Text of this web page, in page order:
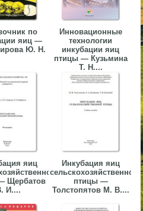
по
яиц —
Ю. Н.
Инновационные
технологии
инкубации яиц
птицы — Кузьмина
Т. Н....
яиц
Щербатов
И....
Инкубация яиц
сельскохозяйственной
птицы —
Толстопятов М. В....